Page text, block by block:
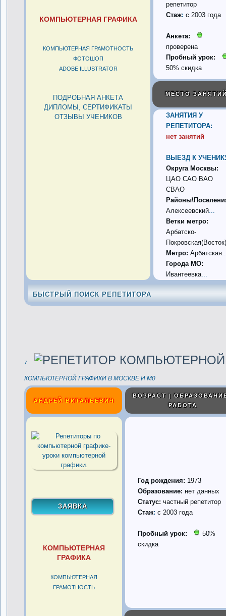
КОМПЬЮТЕРНАЯ ГРАФИКА
КОМПЬЮТЕРНАЯ ГРАМОТНОСТЬ
ФОТОШОП
ADOBE ILLUSTRATOR
ПОДРОБНАЯ АНКЕТА
ДИПЛОМЫ, СЕРТИФИКАТЫ
ОТЗЫВЫ УЧЕНИКОВ
репетитор
Стаж: с 2003 года
Анкета:
проверена
Пробный урок:
50% скидка
МЕСТО
ЗАНЯТИЯ У
РЕПЕТИТОРА:
нет занятий
ВЫЕЗД К
Округа Москвы:
ЦАО САО ВАО
СВАО
Алексеевский...
Ветки метро:
Арбатско-
Покровская(Восток)
Метро: Арбатская
Города МО:
Ивантеевка...
БЫСТРЫЙ ПОИСК РЕПЕТИТОРА
7
КОМПЬЮТЕРНОЙ ГРАФИКИ В МОСКВЕ И М0
АНДРЕЙ ВИТАЛЬЕВИЧ
ВОЗРАСТ |
РАБОТА
КОМПЬЮТЕРНАЯ
ГРАФИКА
КОМПЬЮТЕРНАЯ
ГРАМОТНОСТЬ
Год рождения: 1973
Образование: нет данных
Статус: частный репетитор
Стаж: с 2003 года
Пробный урок:
50%
скидка